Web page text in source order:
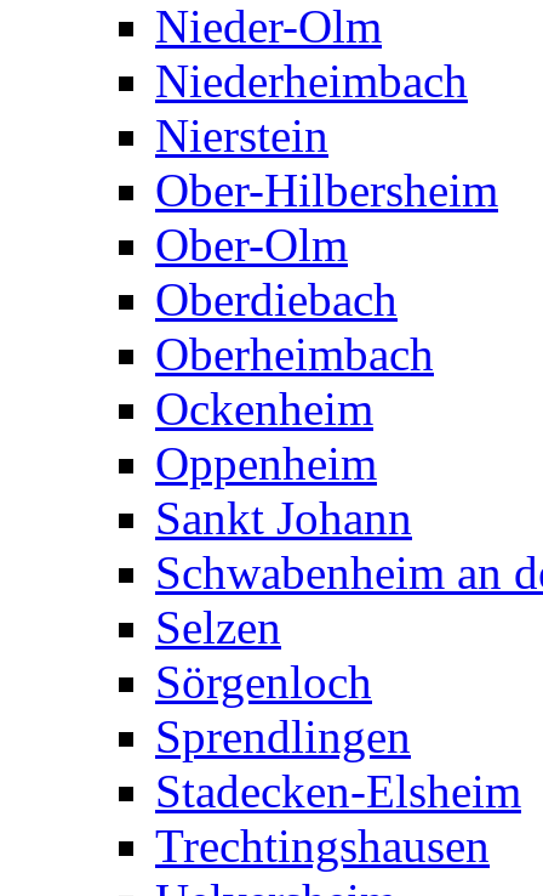
Nieder-Olm
Niederheimbach
Nierstein
Ober-Hilbersheim
Ober-Olm
Oberdiebach
Oberheimbach
Ockenheim
Oppenheim
Sankt Johann
Schwabenheim an
Selzen
Sörgenloch
Sprendlingen
Stadecken-Elsheim
Trechtingshausen